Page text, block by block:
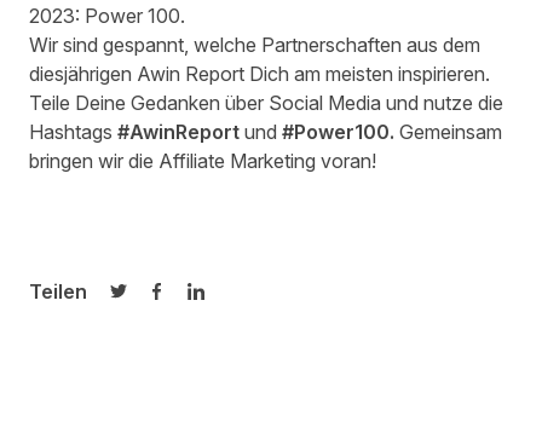
2023: Power 100.
Wir sind gespannt, welche Partnerschaften aus dem
diesjährigen Awin Report Dich am meisten inspirieren.
Teile Deine Gedanken über Social Media und nutze die
Hashtags #AwinReport und #Power100. Gemeinsam
bringen wir die Affiliate Marketing voran!
Teilen
Auf Twitter teilen
Auf Facebook teilen
Auf LinkedIn teilen